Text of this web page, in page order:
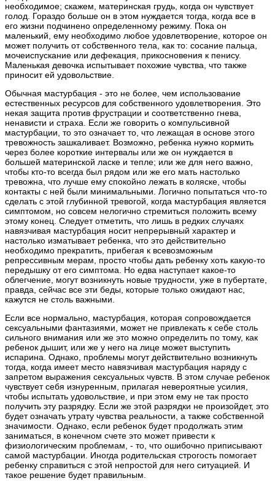
необходимое; скажем, материнская грудь, когда он чувствует
голод. Гораздо больше он в этом нуждается тогда, когда все в
его жизни подчинено определенному режиму. Пока он
маленький, ему необходимо любое удовлетворение, которое он
может получить от собственного тела, как то: сосание пальца,
мочеиспускание или дефекация, прикосновения к пенису.
Маленькая девочка испытывает похожие чувства, что также
приносит ей удовольствие.
Обычная мастурбация - это не более, чем использование
естественных ресурсов для собственного удовлетворения. Это
некая защита против фрустрации и соответственно гнева,
ненависти и страха. Если же говорить о компульсивной
мастурбации, то это означает то, что лежащая в основе этого
тревожность зашкаливает. Возможно, ребенка нужно кормить
через более короткие интервалы или же он нуждается в
большей материнской ласке и тепле; или же для него важно,
чтобы кто-то всегда был рядом или же его мать настолько
тревожна, что лучше ему спокойно лежать в коляске, чтобы
контакты с ней были минимальными. Логично попытаться что-то
сделать с этой глубинной тревогой, когда мастурбация является
симптомом, но совсем нелогично стремиться положить всему
этому конец. Следует отметить, что лишь в редких случаях
навязчивая мастурбация носит непрерывный характер и
настолько изматывает ребенка, что это действительно
необходимо прекратить, прибегая к всевозможным
репрессивным мерам, просто чтобы дать ребенку хоть какую-то
передышку от его симптома. Но едва наступает какое-то
облегчение, могут возникнуть новые трудности, уже в пубертате,
правда, сейчас все эти беды, которые только ожидают нас,
кажутся не столь важными.
Если все нормально, мастурбация, которая сопровождается
сексуальными фантазиями, может не привлекать к себе столь
сильного внимания или же это можно определить по тому, как
ребенок дышит, или же у него на лице может выступить
испарина. Однако, проблемы могут действительно возникнуть
тогда, когда имеет место навязчивая мастурбация наряду с
запретом выражения сексуальных чувств. В этом случае ребенок
чувствует себя изнуренным, прилагая невероятные усилия,
чтобы испытать удовольствие, и при этом ему не так просто
получить эту разрядку. Если же этой разрядки не произойдет, это
будет означать утрату чувства реальности, а также собственной
значимости. Однако, если ребенок будет продолжать этим
заниматься, в конечном счете это может привести к
физиологическим проблемам, - то, что ошибочно приписывают
самой мастурбации. Иногда родительская строгость помогает
ребенку справиться с этой непростой для него ситуацией. И
такое решение будет правильным.